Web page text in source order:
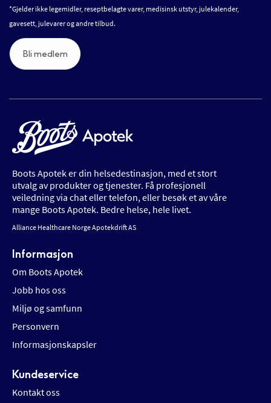
*Gjelder ikke legemidler, reseptbelagte varer, medisinsk utstyr, julekalender,
gavesett, julevarer og andre tilbud.
Bli medlem
Boots Apotek er din helsedestinasjon, med et stort
utvalg av produkter og tjenester. Få profesjonell
veiledning via chat eller telefon, eller besøk et av våre
mange Boots Apotek. Bedre helse, hele livet.
Alliance Healthcare Norge Apotekdrift AS
Informasjon
Om Boots Apotek
Jobb hos oss
Miljø og samfunn
Personvern
Informasjonskapsler
Kundeservice
Kontakt oss